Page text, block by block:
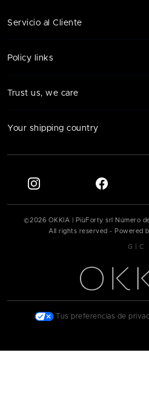
Servicio al Cliente
Policy links
Trust us, we care
Your shipping country
©2026 OKKIA | PiùForty srl Número
All rights reserved - Powered
G C
Tus preferencias de